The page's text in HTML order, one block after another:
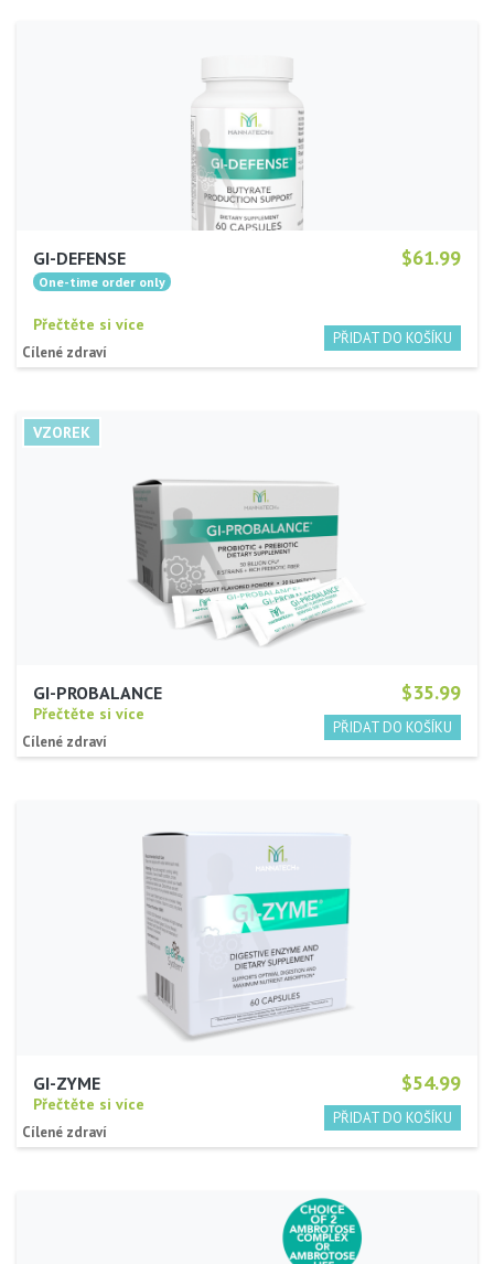
$61.99
GI-DEFENSE
Přečtěte si více
Cílené zdraví
$35.99
GI-PROBALANCE
Přečtěte si více
Cílené zdraví
$54.99
GI-ZYME
Přečtěte si více
Cílené zdraví